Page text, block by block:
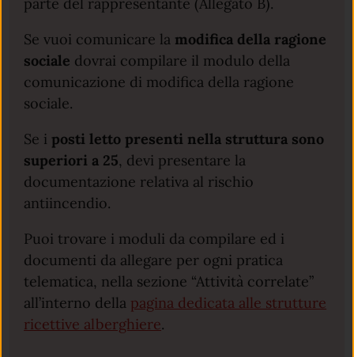
Se vuoi comunicare la modifica della ragione
sociale dovrai compilare il modulo della
comunicazione di modifica della ragione
sociale.
Se i posti letto presenti nella struttura sono
superiori a 25, devi presentare la
documentazione relativa al rischio
antiincendio.
Puoi trovare i moduli da compilare ed i
documenti da allegare per ogni pratica
telematica, nella sezione “Attività correlate”
all’interno della pagina dedicata alle strutture
ricettive alberghiere.